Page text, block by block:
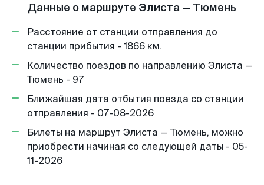
Данные о маршруте Элиста — Тюмень
Расстояние от станции отправления до
станции прибытия - 1866 км.
Количество поездов по направлению Элиста —
Тюмень - 97
Ближайшая дата отбытия поезда со станции
отправления - 07-08-2026
Билеты на маршрут Элиста — Тюмень, можно
приобрести начиная со следующей даты - 05-
11-2026